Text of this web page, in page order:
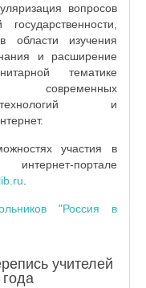
вопросов
области изучения
и расширение
тематике
современных
технологий и
участия в
портале
"Россия в
учителей